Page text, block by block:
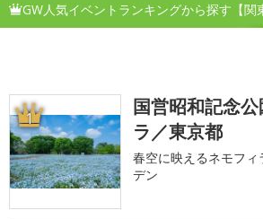
GW人気イベントランキングから探す【関
1
国営昭和記念
ラ／東京都
春空に映えるネモフ
デン